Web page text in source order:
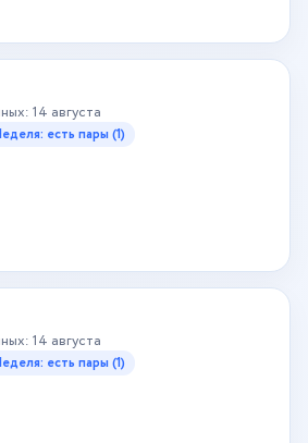
14 августа
есть пары (1)
14 августа
есть пары (1)